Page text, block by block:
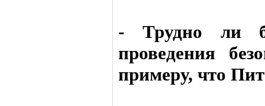
- Трудно ли
проведения
примеру, что